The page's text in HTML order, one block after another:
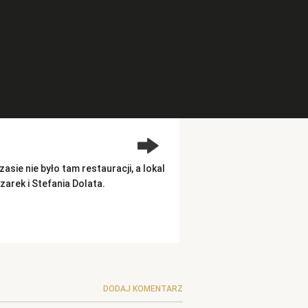
nie było tam restauracji, a lokal
i Stefania Dolata.
DODAJ KOMENTARZ